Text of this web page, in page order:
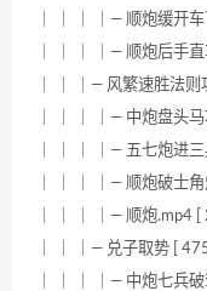
｜ ｜ ｜ ｜— 顺炮缓开
｜ ｜ ｜ ｜— 顺炮后手
｜ ｜ ｜— 风繁速胜法
｜ ｜ ｜ ｜— 中炮盘头
｜ ｜ ｜ ｜— 五七炮进
｜ ｜ ｜ ｜— 顺炮破士
｜ ｜ ｜ ｜— 顺炮.mp4 [
｜ ｜ ｜— 兑子取势 [
｜ ｜ ｜ ｜— 中炮七兵